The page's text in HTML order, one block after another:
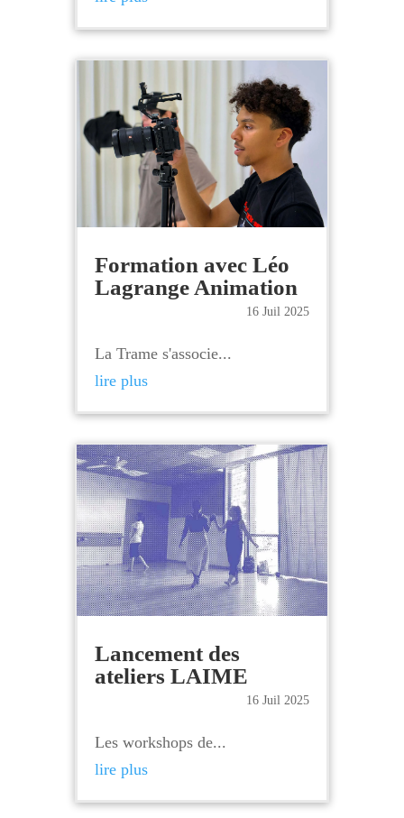
Formation avec Léo
Lagrange Animation
16 Juil 2025
La Trame s'associe...
lire plus
Lancement des
ateliers LAIME
16 Juil 2025
Les workshops de...
lire plus